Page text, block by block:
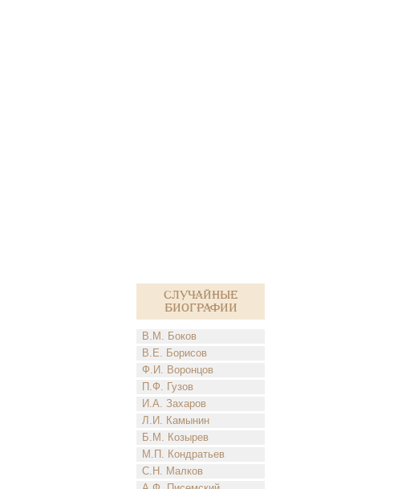
Случайные
биографии
В.М. Боков
В.Е. Борисов
Ф.И. Воронцов
П.Ф. Гузов
И.А. Захаров
Л.И. Камынин
Б.М. Козырев
М.П. Кондратьев
С.Н. Малков